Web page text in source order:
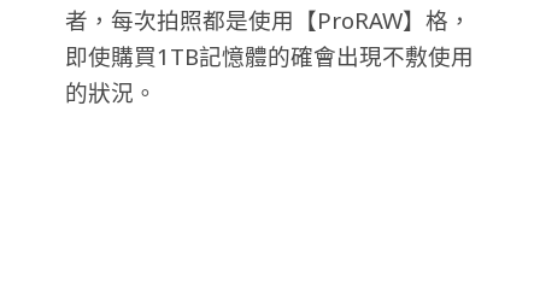
者，每次拍照都是使用【ProRAW】格，
即使購買1TB記憶體的確會出現不敷使用
的狀況。